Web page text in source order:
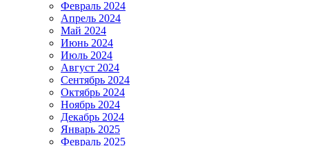
Февраль 2024
Апрель 2024
Май 2024
Июнь 2024
Июль 2024
Август 2024
Сентябрь 2024
Октябрь 2024
Ноябрь 2024
Декабрь 2024
Январь 2025
Февраль 2025